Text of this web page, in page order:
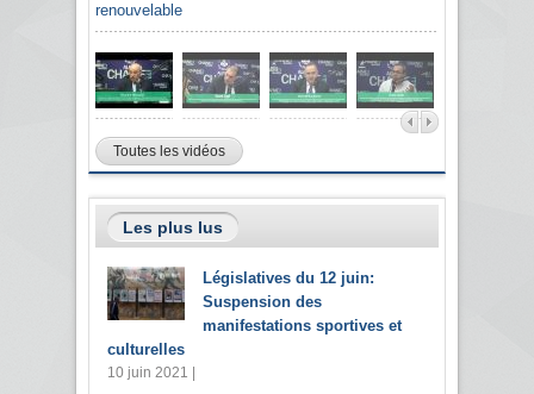
renouvelable
Toutes les vidéos
Les plus lus
Législatives du 12 juin:
Suspension des
manifestations sportives et
culturelles
10 juin 2021 |